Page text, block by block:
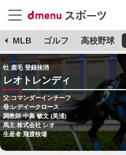
MLB ゴルフ 高校野球
牡 鹿毛 登録抹消
レオトレンディ
父:コマンダーインチーフ
母:レデイークロース
調教師:中島 敏文 (美浦)
馬主:株式会社 レオ
生産者:飛渡牧場